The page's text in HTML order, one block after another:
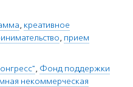
, креативное
, прием
, Фонд поддержки
некоммерческая